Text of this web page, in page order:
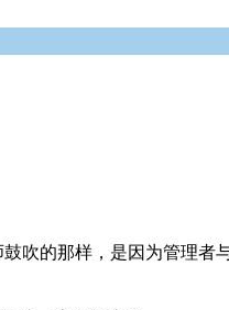
吹的那样，是因为管理者